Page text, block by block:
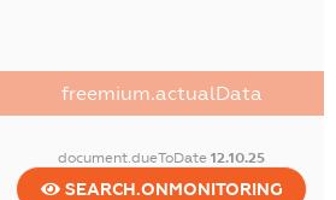
freemium.actualData
document.dueToDate12.10.25
SEARCH.ONMONITORING